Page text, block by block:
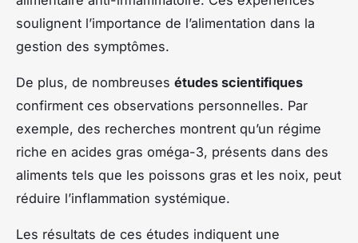
soulignent l’importance de l’alimentation dans la
gestion des symptômes.
De plus, de nombreuses études scientifiques
confirment ces observations personnelles. Par
exemple, des recherches montrent qu’un régime
riche en acides gras oméga-3, présents dans des
aliments tels que les poissons gras et les noix, peut
réduire l’inflammation systémique.
Les résultats de ces études indiquent une